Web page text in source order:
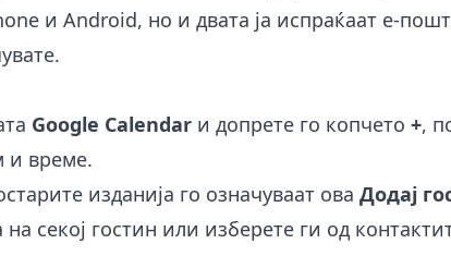
и Android, но и двата ја испраќаат е-
Google Calendar и допрете го копчето +,
и време.
изданија го означуваат ова Додај
секој гостин или изберете ги од